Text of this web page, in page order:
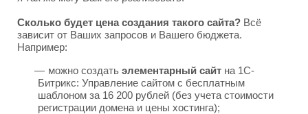
Сколько будет цена создания такого сайта? Всё
зависит от Ваших запросов и Вашего бюджета.
Например:
можно создать элементарный сайт на 1С-
Битрикс: Управление сайтом с бесплатным
шаблоном за 16 200 рублей (без учета стоимости
регистрации домена и цены хостинга);